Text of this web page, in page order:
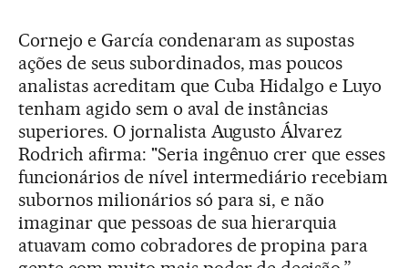
Cornejo e García condenaram as supostas
ações de seus subordinados, mas poucos
analistas acreditam que Cuba Hidalgo e Luyo
tenham agido sem o aval de instâncias
superiores. O jornalista Augusto Álvarez
Rodrich afirma: "Seria ingênuo crer que esses
funcionários de nível intermediário recebiam
subornos milionários só para si, e não
imaginar que pessoas de sua hierarquia
atuavam como cobradores de propina para